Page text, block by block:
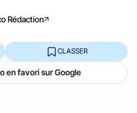
Rédaction
CLASSER
en favori sur Google